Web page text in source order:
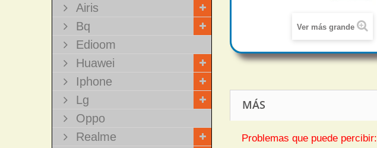
Airis
Bq
Edioom
Huawei
Iphone
Lg
Oppo
Realme
Ver más grande
MÁS
Problemas que puede percibir: